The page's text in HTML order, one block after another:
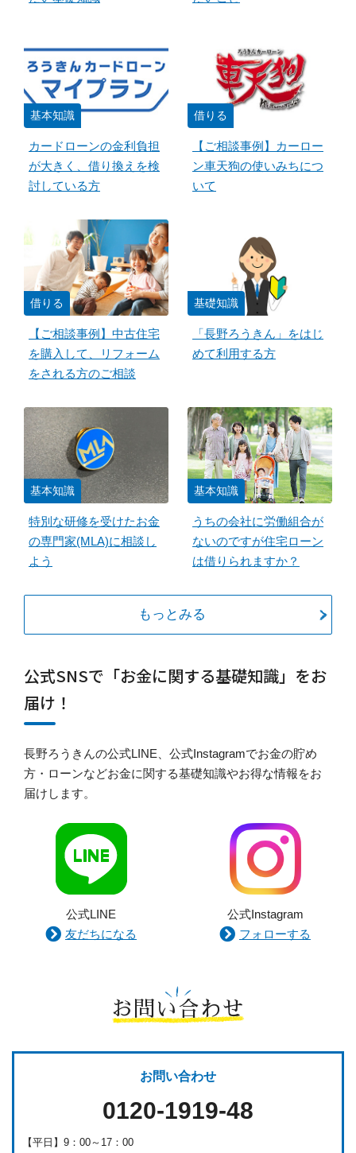
基本知識
カードローンの金利負担
が大きく、借り換えを検
討している方
借りる
【ご相談事例】カーロー
ン車天狗の使いみちにつ
いて
借りる
【ご相談事例】中古住宅
を購入して、リフォーム
をされる方のご相談
基礎知識
「長野ろうきん」をはじ
めて利用する方
基本知識
特別な研修を受けたお金
の専門家(MLA)に相談し
よう
基本知識
うちの会社に労働組合が
ないのですが住宅ローン
は借りられますか？
もっとみる
公式SNSで「お金に関する基礎知識」をお
届け！
長野ろうきんの公式LINE、公式Instagramでお金の貯め
方・ローンなどお金に関する基礎知識やお得な情報をお
届けします。
公式LINE
友だちになる
公式Instagram
フォローする
お問い合わせ
お問い合わせ
0120-1919-48
【平日】9：00～17：00